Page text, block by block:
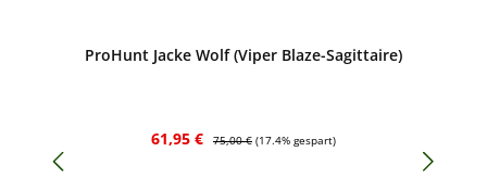
ProHunt Jacke Wolf (Viper Blaze-Sagittaire)
Verkaufspreis:
61,95 € Regulärer Preis:
75,00 € (17.4% gespart)